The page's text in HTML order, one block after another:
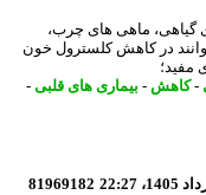
ماهی های چرب،
در کاهش کلسترول خون
-بیماری های قلبی-
81969182